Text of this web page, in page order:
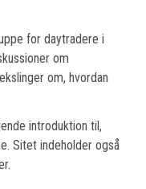
for daytradere i
om
om, hvordan
introduktion til,
Sitet indeholder også